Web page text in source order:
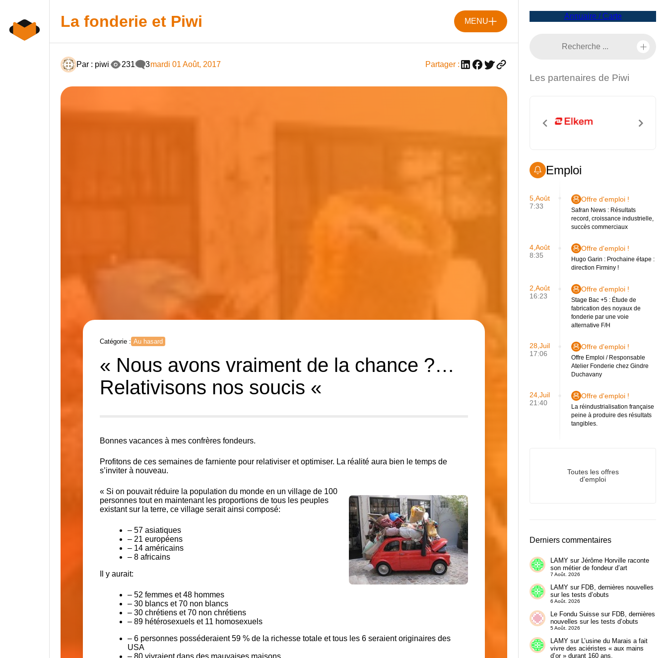
content
La fonderie et Piwi MENU
Par : piwi 231 3mardi 01 Août, 2017 Partager :
Catégorie : Au hasard
« Nous avons vraiment de la chance ?…
Relativisons nos soucis «
Bonnes vacances à mes confrères fondeurs.
Profitons de ces semaines de farniente pour relativiser et optimiser. La réalité aura bien le temps de
s’inviter à nouveau.
« Si on pouvait réduire la population du monde en un village de 100
personnes tout en maintenant les proportions de tous les peuples
existant sur la terre, ce village serait ainsi composé:
– 57 asiatiques
– 21 européens
– 14 américains
– 8 africains
Il y aurait:
– 52 femmes et 48 hommes
– 30 blancs et 70 non blancs
– 30 chrétiens et 70 non chrétiens
– 89 hétérosexuels et 11 homosexuels
– 6 personnes posséderaient 59 % de la richesse totale et tous les 6 seraient originaires des
USA
– 80 vivraient dans des mauvaises maisons
Annuaire / Carte
Les partenaires de Piwi
Emploi
5,Août
7:33
Offre d'emploi !
Safran News : Résultats
record, croissance industrielle,
succès commerciaux
4,Août
8:35
Offre d'emploi !
Hugo Garin : Prochaine étape :
direction Firminy !
2,Août
16:23
Offre d'emploi !
Stage Bac +5 : Étude de
fabrication des noyaux de
fonderie par une voie
alternative F/H
28,Juil
17:06
Offre d'emploi !
Offre Emploi / Responsable
Atelier Fonderie chez Gindre
Duchavany
24,Juil
21:40
Offre d'emploi !
La réindustrialisation française
peine à produire des résultats
tangibles.
Toutes les offres
d'emploi
Derniers commentaires
LAMYsur Jérôme Horville raconte
son métier de fondeur d’art
7 Août. 2026
LAMYsur FDB, dernières nouvelles
sur les tests d’obuts
6 Août. 2026
Le Fondu Suissesur FDB, dernières
nouvelles sur les tests d’obuts
5 Août. 2026
LAMYsur L’usine du Marais a fait
vivre des aciéristes « aux mains
d’or » durant 160 ans.